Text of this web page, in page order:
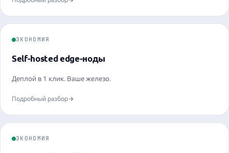
ЭКОНОМИЯ
Self-hosted edge-ноды
Деплой в 1 клик. Ваше железо.
Подробный разбор
ЭКОНОМИЯ